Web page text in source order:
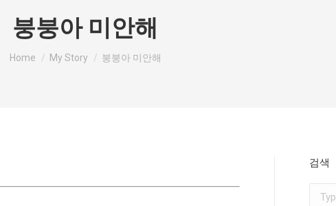
붕붕아 미안해
You are here:
Home My Story 붕붕아 미안해
검색